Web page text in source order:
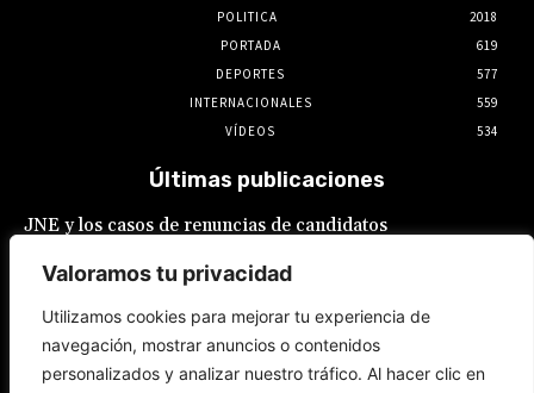
Valoramos tu privacidad
Utilizamos cookies para mejorar tu experiencia de
navegación, mostrar anuncios o contenidos
personalizados y analizar nuestro tráfico. Al hacer clic en
POLITICA
2018
PORTADA
619
DEPORTES
577
INTERNACIONALES
559
VÍDEOS
534
Últimas publicaciones
JNE y los casos de renuncias de candidatos
Constitución está por encima del reglamento
Rafael López Aliaga recibe sin rubor la
renuncia de Luis Rubio a la candidatura a la